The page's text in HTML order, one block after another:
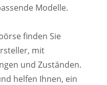
Modelle.
finden Sie
mit
und Zuständen.
helfen Ihnen, ein